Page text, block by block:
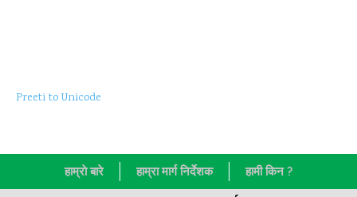
Preeti to Unicode
हाम्राे बारे हाम्रा मार्ग निर्देशक हामी किन ?